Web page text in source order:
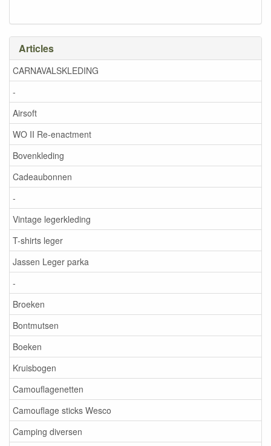
Articles
CARNAVALSKLEDING
-
Airsoft
WO II Re-enactment
Bovenkleding
Cadeaubonnen
-
Vintage legerkleding
T-shirts leger
Jassen Leger parka
-
Broeken
Bontmutsen
Boeken
Kruisbogen
Camouflagenetten
Camouflage sticks Wesco
Camping diversen